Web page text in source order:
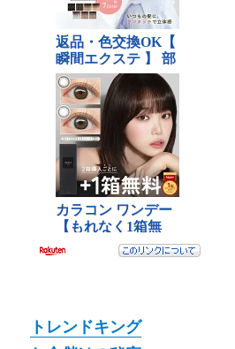
トレンドキング